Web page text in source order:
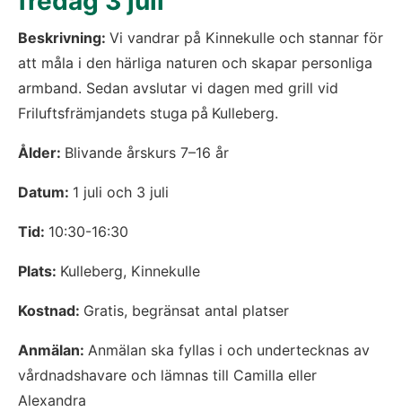
Beskrivning: Vi vandrar på Kinnekulle och stannar för
att måla i den härliga naturen och skapar personliga
armband. Sedan avslutar vi dagen med grill vid
Friluftsfrämjandets stuga på Kulleberg.
Ålder: Blivande årskurs 7–16 år
Datum: 1 juli och 3 juli
Tid: 10:30-16:30
Plats: Kulleberg, Kinnekulle
Kostnad: Gratis, begränsat antal platser
Anmälan: Anmälan ska fyllas i och undertecknas av
vårdnadshavare och lämnas till Camilla eller
Alexandra